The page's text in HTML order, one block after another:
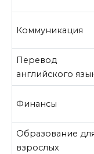
Коммуникация
Перевод
английского
Финансы
Образование
взрослых